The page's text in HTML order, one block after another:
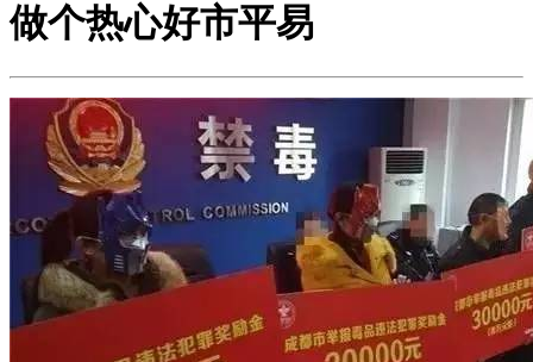
做个热心好市平易